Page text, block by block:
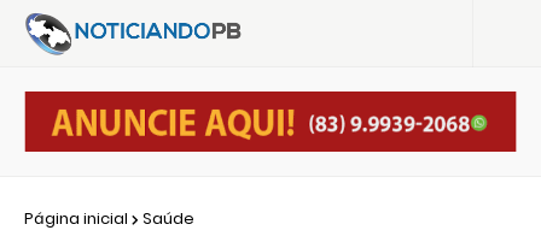
Página inicial Saúde